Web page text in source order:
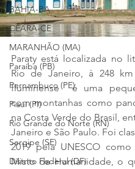
BAHIA-BA
CEARÁ-CE
MARANHÃO (MA)
Paraíba (PB)
Pernambuco (PE)
Piauí (PI)
Rio Grande do Norte (RN)
Sergipe (SE)
Distrito Federal (DF)
Paraty está localizada no
Rio de Janeiro, à 248
fluminense é uma
com montanhas como
na Costa Verde do Brasil,
Janeiro e São Paulo. Foi
2019 pela UNESCO como
Misto da Humanidade, o